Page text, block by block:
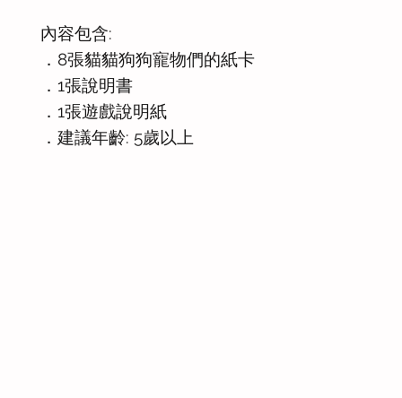
內容包含:
．8張貓貓狗狗寵物們的紙卡
．1張說明書
．1張遊戲說明紙
．建議年齡: 5歲以上